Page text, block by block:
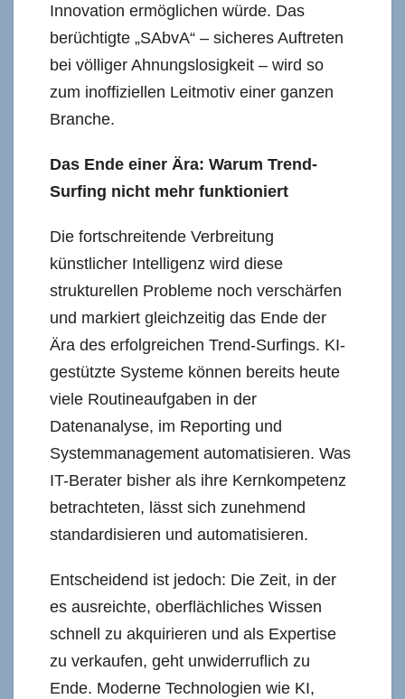
Innovation ermöglichen würde. Das
berüchtigte „SAbvA“ – sicheres Auftreten
bei völliger Ahnungslosigkeit – wird so
zum inoffiziellen Leitmotiv einer ganzen
Branche.
Das Ende einer Ära: Warum Trend-
Surfing nicht mehr funktioniert
Die fortschreitende Verbreitung
künstlicher Intelligenz wird diese
strukturellen Probleme noch verschärfen
und markiert gleichzeitig das Ende der
Ära des erfolgreichen Trend-Surfings. KI-
gestützte Systeme können bereits heute
viele Routineaufgaben in der
Datenanalyse, im Reporting und
Systemmanagement automatisieren. Was
IT-Berater bisher als ihre Kernkompetenz
betrachteten, lässt sich zunehmend
standardisieren und automatisieren.
Entscheidend ist jedoch: Die Zeit, in der
es ausreichte, oberflächliches Wissen
schnell zu akquirieren und als Expertise
zu verkaufen, geht unwiderruflich zu
Ende. Moderne Technologien wie KI,